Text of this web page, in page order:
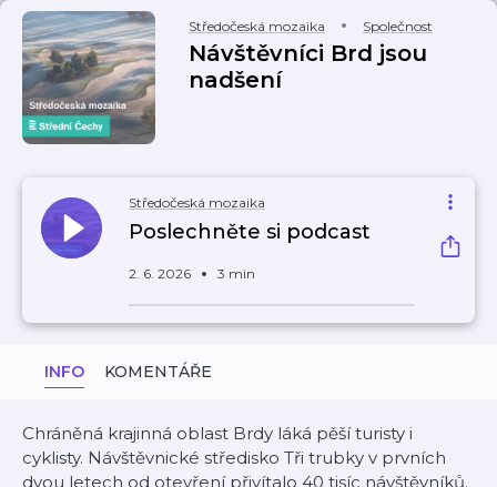
Středočeská mozaika Společnost
Návštěvníci Brd jsou
nadšení
Středočeská mozaika
Poslechněte si podcast
2. 6. 2026 3 min
INFO KOMENTÁŘE
Chráněná krajinná oblast Brdy láká pěší turisty i
cyklisty. Návštěvnické středisko Tři trubky v prvních
dvou letech od otevření přivítalo 40 tisíc návštěvníků.